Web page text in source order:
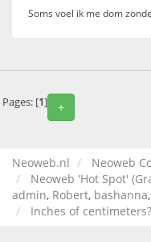
Soms voel ik me dom
+
Pages: [1]
Neoweb.nl
Neoweb
Neoweb 'Hot Spot'
admin, Robert, bashanna,
Inches of centimeters?